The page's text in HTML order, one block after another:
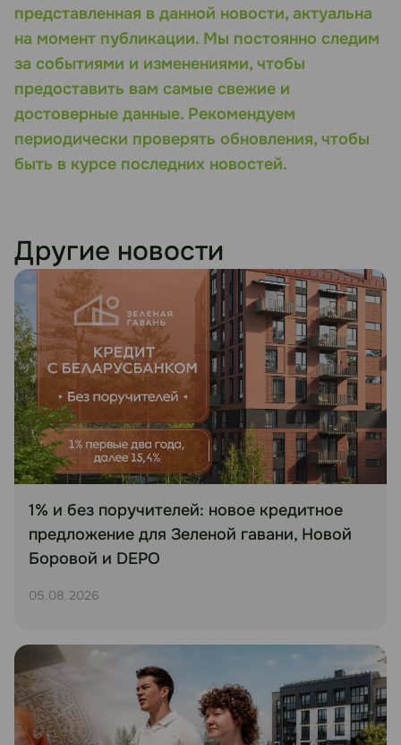
представленная в данной новости, актуальна
на момент публикации. Мы постоянно следим
за событиями и изменениями, чтобы
предоставить вам самые свежие и
достоверные данные. Рекомендуем
периодически проверять обновления, чтобы
быть в курсе последних новостей.
Другие новости
1% и без поручителей: новое кредитное
предложение для Зеленой гавани, Новой
Боровой и DEPO
05.08.2026